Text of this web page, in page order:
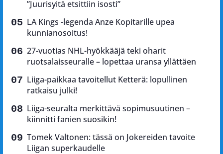
”Juurisyitä etsittiin isosti”
LA Kings -legenda Anze Kopitarille upea
kunnianosoitus!
27-vuotias NHL-hyökkääjä teki oharit
ruotsalaisseuralle – lopettaa uransa yllättäen
Liiga-paikkaa tavoitellut Ketterä: lopullinen
ratkaisu julki!
Liiga-seuralta merkittävä sopimusuutinen –
kiinnitti fanien suosikin!
Tomek Valtonen: tässä on Jokereiden tavoite
Liigan superkaudelle